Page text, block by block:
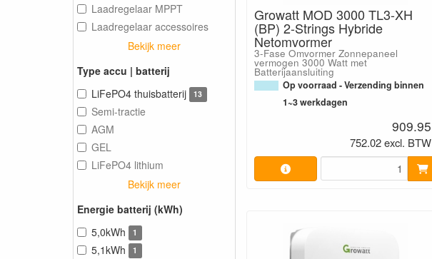
Laadregelaar MPPT
Laadregelaar accessoires
Bekijk meer
Type accu | batterij
LiFePO4 thuisbatterij
13
Semi-tractie
AGM
GEL
LiFePO4 lithium
Bekijk meer
Energie batterij (kWh)
5,0kWh
1
5,1kWh 1
Growatt MOD 3000 TL3-XH
(BP) 2-Strings Hybride
Netomvormer
3-Fase Omvormer Zonnepaneel
vermogen 3000 Watt met
Batterijaansluiting
Op voorraad - Verzending binnen
1~3 werkdagen
909.95
752.02 excl. BTW